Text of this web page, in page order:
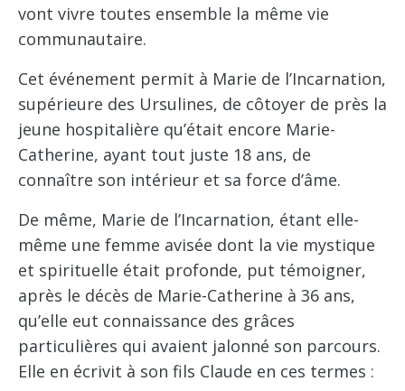
vont vivre toutes ensemble la même vie
communautaire.
Cet événement permit à Marie de l’Incarnation,
supérieure des Ursulines, de côtoyer de près la
jeune hospitalière qu’était encore Marie-
Catherine, ayant tout juste 18 ans, de
connaître son intérieur et sa force d’âme.
De même, Marie de l’Incarnation, étant elle-
même une femme avisée dont la vie mystique
et spirituelle était profonde, put témoigner,
après le décès de Marie-Catherine à 36 ans,
qu’elle eut connaissance des grâces
particulières qui avaient jalonné son parcours.
Elle en écrivit à son fils Claude en ces termes :